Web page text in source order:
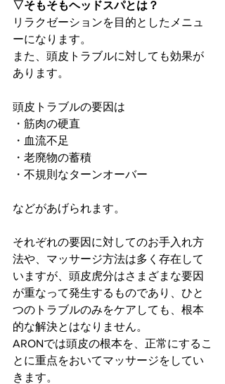
▽そもそもヘッドスパとは？
リラクゼーションを目的としたメニュ
ーになります。
また、頭皮トラブルに対しても効果が
あります。
頭皮トラブルの要因は
・筋肉の硬直
・血流不足
・老廃物の蓄積
・不規則なターンオーバー
などがあげられます。
それぞれの要因に対してのお手入れ方
法や、マッサージ方法は多く存在して
いますが、頭皮虎分はさまざまな要因
が重なって発生するものであり、ひと
つのトラブルのみをケアしても、根本
的な解決とはなりません。
ARONでは頭皮の根本を、正常にするこ
とに重点をおいてマッサージをしてい
きます。